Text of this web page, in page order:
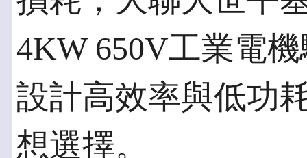
4KW 650V工業電
設計高效率與低功
想選擇。